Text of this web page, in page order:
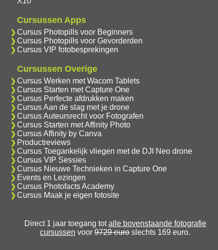
Cursussen Apps
Cursus Photopills voor Beginners
Cursus Photopills voor Gevorderden
Cursus VIP fotobesprekingen
Cursussen Overige
Cursus Werken met Wacom Tablets
Cursus Starten met Capture One
Cursus Perfecte afdrukken maken
Cursus Aan de slag met je drone
Cursus Auteursrecht voor Fotografen
Cursus Starten met Affinity Photo
Cursus Affinity by Canva
Productreviews
Cursus Toegankelijk vliegen met de DJI Neo drone
Cursus VIP Sessies
Cursus Nieuwe Technieken in Capture One
Events en Lezingen
Cursus Photofacts Academy
Cursus Maak je eigen fotosite
Direct 1 jaar toegang totalle bovenstaande fotografie
cursussen voor 9729 euro slechts 169 euro.